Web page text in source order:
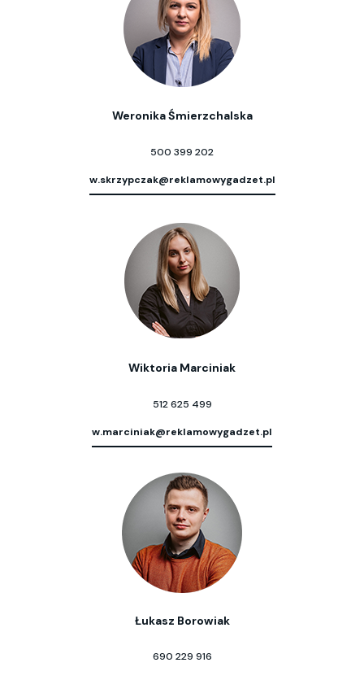
Weronika Śmierzchalska
500 399 202
w.skrzypczak@reklamowygadzet.pl
Wiktoria Marciniak
512 625 499
w.marciniak@reklamowygadzet.pl
Łukasz Borowiak
690 229 916